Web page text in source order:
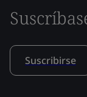
Suscribirse